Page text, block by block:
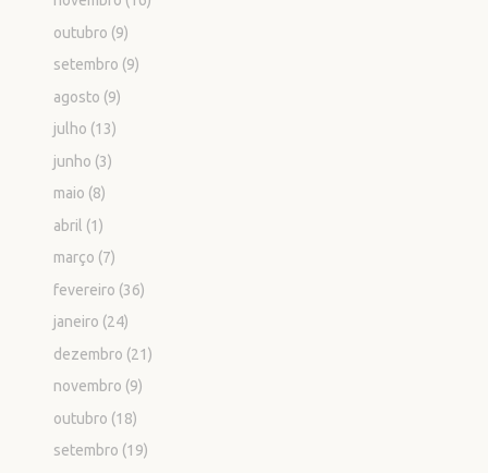
outubro (9)
setembro (9)
agosto (9)
julho (13)
junho (3)
maio (8)
abril (1)
março (7)
fevereiro (36)
janeiro (24)
dezembro (21)
novembro (9)
outubro (18)
setembro (19)